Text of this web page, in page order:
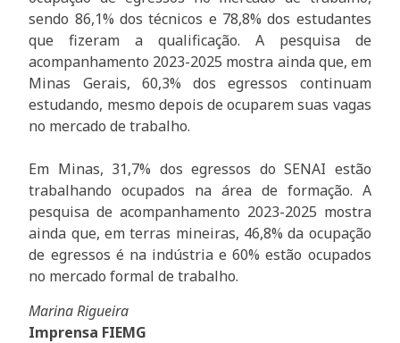
sendo 86,1% dos técnicos e 78,8% dos estudantes
que fizeram a qualificação. A pesquisa de
acompanhamento 2023-2025 mostra ainda que, em
Minas Gerais, 60,3% dos egressos continuam
estudando, mesmo depois de ocuparem suas vagas
no mercado de trabalho.
Em Minas, 31,7% dos egressos do SENAI estão
trabalhando ocupados na área de formação. A
pesquisa de acompanhamento 2023-2025 mostra
ainda que, em terras mineiras, 46,8% da ocupação
de egressos é na indústria e 60% estão ocupados
no mercado formal de trabalho.
Marina Rigueira
Imprensa FIEMG